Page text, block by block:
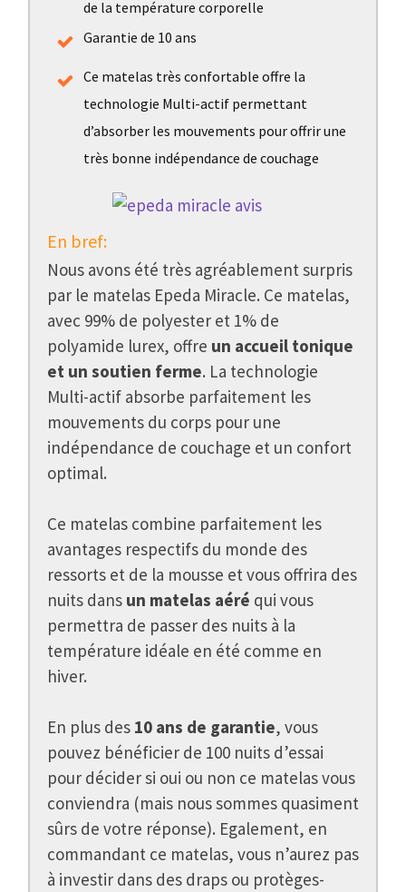
de la température corporelle
Garantie de 10 ans
Ce matelas très confortable offre la
technologie Multi-actif permettant
d’absorber les mouvements pour offrir une
très bonne indépendance de couchage
En bref:
Nous avons été très agréablement surpris
par le matelas Epeda Miracle. Ce matelas,
avec 99% de polyester et 1% de
polyamide lurex, offre un accueil tonique
et un soutien ferme. La technologie
Multi-actif absorbe parfaitement les
mouvements du corps pour une
indépendance de couchage et un confort
optimal.
Ce matelas combine parfaitement les
avantages respectifs du monde des
ressorts et de la mousse et vous offrira des
nuits dans un matelas aéré qui vous
permettra de passer des nuits à la
température idéale en été comme en
hiver.
En plus des 10 ans de garantie, vous
pouvez bénéficier de 100 nuits d’essai
pour décider si oui ou non ce matelas vous
conviendra (mais nous sommes quasiment
sûrs de votre réponse). Egalement, en
commandant ce matelas, vous n’aurez pas
à investir dans des draps ou protèges-